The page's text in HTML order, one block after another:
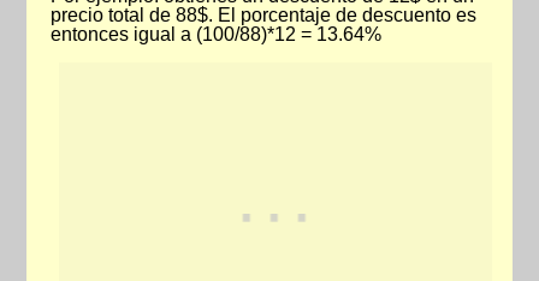
precio total de 88$. El porcentaje de descuento es
entonces igual a (100/88)*12 = 13.64%